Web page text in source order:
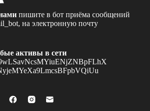
пишите в бот приёма сообщений
, на электронную почту
активы в сети